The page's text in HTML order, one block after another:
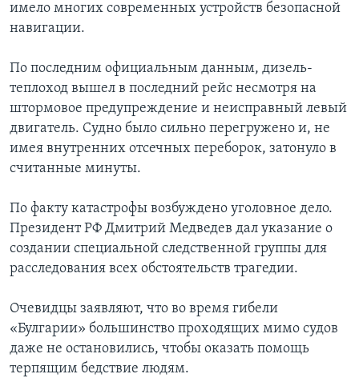
имело многих современных устройств безопасной
навигации.
По последним официальным данным, дизель-
теплоход вышел в последний рейс несмотря на
штормовое предупреждение и неисправный левый
двигатель. Судно было сильно перегружено и, не
имея внутренних отсечных переборок, затонуло в
считанные минуты.
По факту катастрофы возбуждено уголовное дело.
Президент РФ Дмитрий Медведев дал указание о
создании специальной следственной группы для
расследования всех обстоятельств трагедии.
Очевидцы заявляют, что во время гибели
«Булгарии» большинство проходящих мимо судов
даже не остановились, чтобы оказать помощь
терпящим бедствие людям.